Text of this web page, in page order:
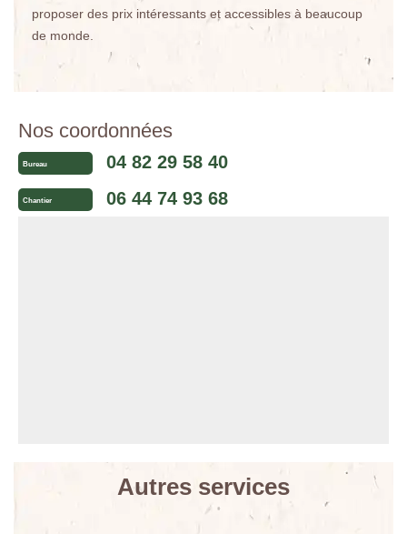
proposer des prix intéressants et accessibles à beaucoup
de monde.
Nos coordonnées
Bureau 04 82 29 58 40
Chantier 06 44 74 93 68
Autres services